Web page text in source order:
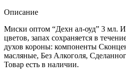
мл.
натуральных
масел
цветов
Описание
Миски оптом “Дехн ал-оуд” 3 мл.
цветов, запах сохраняется в
духов короны: компоненты
масляные, Без Алкоголя,
Товар есть в наличии.